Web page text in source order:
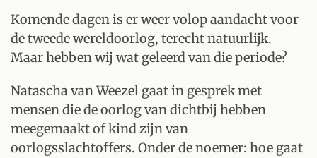
Komende dagen is er weer volop aandacht voor
de tweede wereldoorlog, terecht natuurlijk.
Maar hebben wij wat geleerd van die periode?
Natascha van Weezel gaat in gesprek met
mensen die de oorlog van dichtbij hebben
meegemaakt of kind zijn van
oorlogsslachtoffers. Onder de noemer: hoe gaat